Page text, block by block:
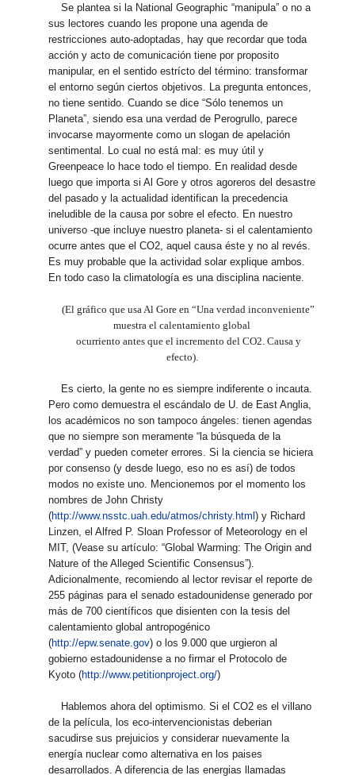
Se plantea si la National Geographic “manipula” o no a
sus lectores cuando les propone una agenda de
restricciones auto-adoptadas, hay que recordar que toda
acción y acto de comunicación tiene por proposito
manipular, en el sentido estrícto del término: transformar
el entorno según ciertos objetivos. La pregunta entonces,
no tiene sentido. Cuando se dice “Sólo tenemos un
Planeta”, siendo esa una verdad de Perogrullo, parece
invocarse mayormente como un slogan de apelación
sentimental. Lo cual no está mal: es muy útil y
Greenpeace lo hace todo el tiempo. En realidad desde
luego que importa si Al Gore y otros agoreros del desastre
del pasado y la actualidad identifican la precedencia
ineludible de la causa por sobre el efecto. En nuestro
universo -que incluye nuestro planeta- si el calentamiento
ocurre antes que el CO2, aquel causa éste y no al revés.
Es muy probable que la actividad solar explique ambos.
En todo caso la climatología es una disciplina naciente.
(El gráfico que usa Al Gore en “Una verdad inconveniente”
muestra el calentamiento global
ocurriento antes que el incremento del CO2. Causa y
efecto).
Es cierto, la gente no es siempre indiferente o incauta.
Pero como demuestra el escándalo de U. de East Anglia,
los académicos no son tampoco ángeles: tienen agendas
que no siempre son meramente “la búsqueda de la
verdad” y pueden cometer errores. Si la ciencia se hiciera
por consenso (y desde luego, eso no es así) de todos
modos no existe uno. Mencionemos por el momento los
nombres de John Christy
(http://www.nsstc.uah.edu/atmos/christy.html) y Richard
Linzen, el Alfred P. Sloan Professor of Meteorology en el
MIT, (Vease su artículo: “Global Warming: The Origin and
Nature of the Alleged Scientific Consensus”).
Adicionalmente, recomiendo al lector revisar el reporte de
255 páginas para el senado estadounidense generado por
más de 700 científicos que disienten con la tesis del
calentamiento global antropogénico
(http://epw.senate.gov) o los 9.000 que urgieron al
gobierno estadounidense a no firmar el Protocolo de
Kyoto (http://www.petitionproject.org/)
Hablemos ahora del optimismo. Si el CO2 es el villano
de la película, los eco-intervencionistas deberian
sacudirse sus prejuicios y considerar nuevamente la
energía nuclear como alternativa en los paises
desarrollados. A diferencia de las energias llamadas